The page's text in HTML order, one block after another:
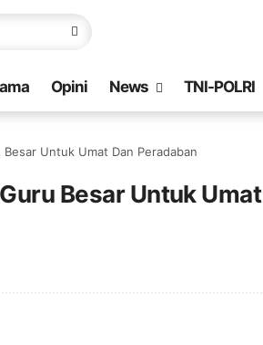
Opini News TNI-POLRI
Untuk Umat Dan Peradaban
Besar Untuk Umat